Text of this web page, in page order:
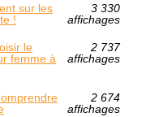
sur les
!
3 330
affichages
le
femme à
2 737
affichages
2 674
affichages